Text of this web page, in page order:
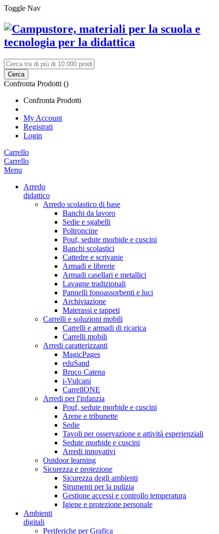
Toggle Nav
Cerca
Confronta Prodotti ()
Confronta Prodotti
My Account
Registrati
Login
Carrello
Carrello
Menu
Arredo
didattico
Arredo scolastico di base
Banchi da lavoro
Sedie e sgabelli
Poltroncine
Pouf, sedute morbide e cuscini
Banchi scolastici
Cattedre e scrivanie
Armadi e librerie
Armadi casellari e metallici
Lavagne tradizionali
Pannelli fonoassorbenti e luci
Archiviazione
Materassi e tappeti
Carrelli e soluzioni mobili
Carrelli e armadi di ricarica
Carrelli mobili
Arredi caratterizzanti
MagicPages
eduSand
Bruco Catena
i-Vulcani
CarrellONE
Arredi per l'infanzia
Pouf, sedute morbide e cuscini
Arene e tribunette
Sedie
Tavoli per osservazione e attività esperienziali
Sedute morbide e cuscini
Arredi innovativi
Outdoor learning
Sicurezza e protezione
Sicurezza degli ambienti
Strumenti per la pulizia
Gestione accessi e controllo temperatura
Igiene e protezione personale
Ambienti
digitali
Periferiche per Grafica